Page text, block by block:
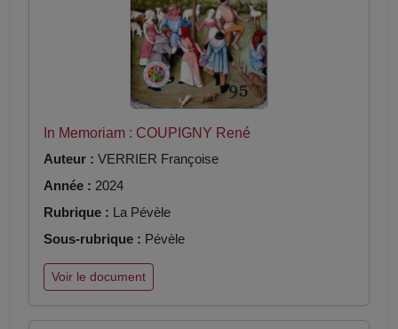
In Memoriam : COUPIGNY René
Auteur : VERRIER Françoise
Année : 2024
Rubrique : La Pévèle
Sous-rubrique : Pévèle
Voir le document